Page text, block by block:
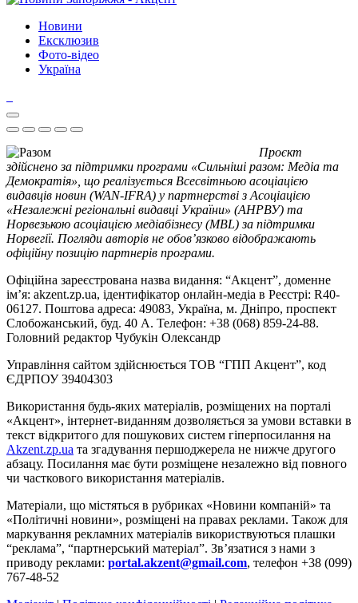
Новини
Ексклюзив
Фото-відео
Україна
Проєкт
здійснено за підтримки програми «Сильніші разом: Медіа та
Демократія», що реалізується Всесвітньою асоціацією
видавців новин (WAN-IFRA) у партнерстві з Асоціацією
«Незалежні регіональні видавці України» (АНРВУ) та
Норвезькою асоціацією медіабізнесу (MBL) за підтримки
Норвегії. Погляди авторів не обов’язково відображають
офіційну позицію партнерів програми.
Офіційна зареєстрована назва видання: “Акцент”, доменне
ім’я: akzent.zp.ua, ідентифікатор онлайн-медіа в Реєстрі: R40-
06127. Поштова адреса: 49083, Україна, м. Дніпро, проспект
Слобожанський, буд. 40 А. Телефон: +38 (068) 859-24-88.
Головний редактор Чубукін Олександр
Управління сайтом здійснюється ТОВ “ГПП Акцент”, код
ЄДРПОУ 39404303
Використання будь-яких матеріалів, розміщених на порталі
«Акцент», інтернет-виданням дозволяється за умови вставки в
текст відкритого для пошукових систем гіперпосилання на
Akzent.zp.ua та згадування першоджерела не нижче другого
абзацу. Посилання має бути розміщене незалежно від повного
чи часткового використання матеріалів.
Матеріали, що містяться в рубриках «Новини компаній» та
«Політичні новини», розміщені на правах реклами. Також для
маркування рекламних матеріалів використвуються плашки
“реклама”, “партнерський матеріал”. Зв’язатися з нами з
приводу реклами: portal.akzent@gmail.com, телефон +38 (099)
767-48-52